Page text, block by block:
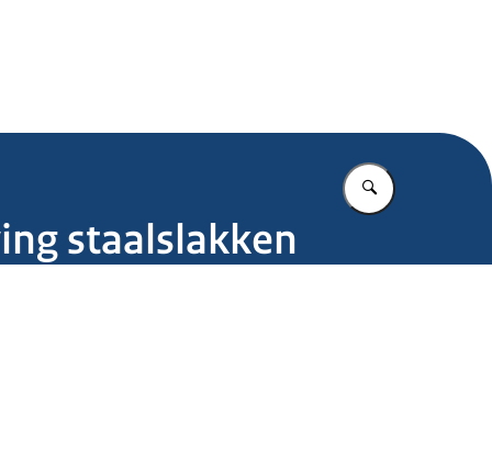
Vul in wat u
staalslakken